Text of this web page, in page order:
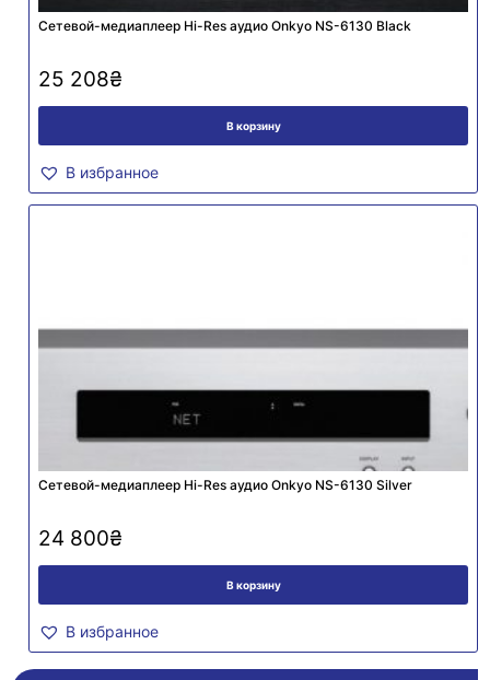
Сетевой-медиаплеер Hi-Res аудио Onkyo NS-6130 Black
25 208₴
В корзину
В избранное
Сетевой-медиаплеер Hi-Res аудио Onkyo NS-6130 Silver
24 800₴
В корзину
В избранное